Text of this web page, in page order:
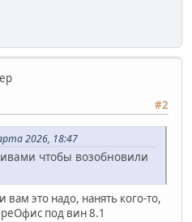
#2
2026, 18:47
чтобы возобновили
вам это надо, нанять кого-то,
под вин 8.1